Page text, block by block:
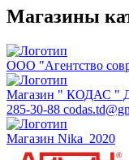
Магазины
ООО "Агентство
Магазин " КОДАС "
285-30-88
Магазин Nika_2020